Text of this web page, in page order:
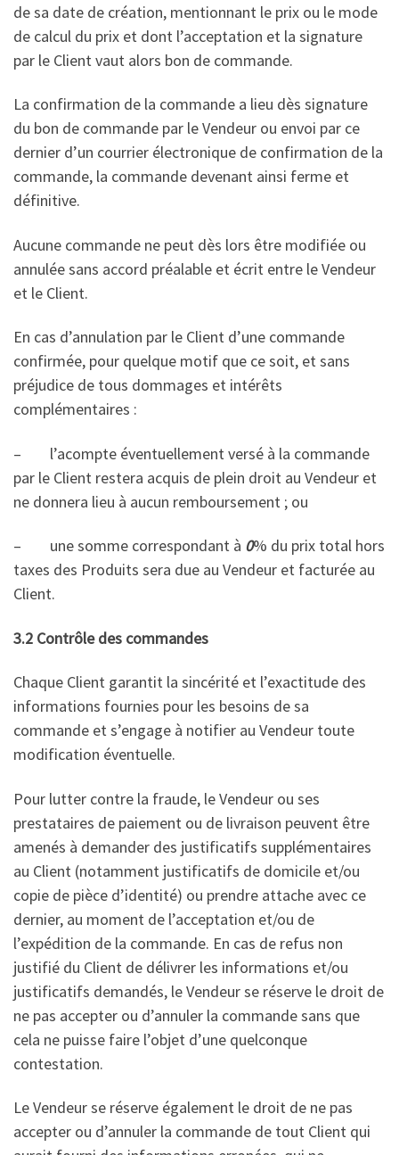
de sa date de création, mentionnant le prix ou le mode
de calcul du prix et dont l’acceptation et la signature
par le Client vaut alors bon de commande.
La confirmation de la commande a lieu dès signature
du bon de commande par le Vendeur ou envoi par ce
dernier d’un courrier électronique de confirmation de la
commande, la commande devenant ainsi ferme et
définitive.
Aucune commande ne peut dès lors être modifiée ou
annulée sans accord préalable et écrit entre le Vendeur
et le Client.
En cas d’annulation par le Client d’une commande
confirmée, pour quelque motif que ce soit, et sans
préjudice de tous dommages et intérêts
complémentaires :
– l’acompte éventuellement versé à la commande
par le Client restera acquis de plein droit au Vendeur et
ne donnera lieu à aucun remboursement ; ou
– une somme correspondant à 0% du prix total hors
taxes des Produits sera due au Vendeur et facturée au
Client.
3.2 Contrôle des commandes
Chaque Client garantit la sincérité et l’exactitude des
informations fournies pour les besoins de sa
commande et s’engage à notifier au Vendeur toute
modification éventuelle.
Pour lutter contre la fraude, le Vendeur ou ses
prestataires de paiement ou de livraison peuvent être
amenés à demander des justificatifs supplémentaires
au Client (notamment justificatifs de domicile et/ou
copie de pièce d’identité) ou prendre attache avec ce
dernier, au moment de l’acceptation et/ou de
l’expédition de la commande. En cas de refus non
justifié du Client de délivrer les informations et/ou
justificatifs demandés, le Vendeur se réserve le droit de
ne pas accepter ou d’annuler la commande sans que
cela ne puisse faire l’objet d’une quelconque
contestation.
Le Vendeur se réserve également le droit de ne pas
accepter ou d’annuler la commande de tout Client qui